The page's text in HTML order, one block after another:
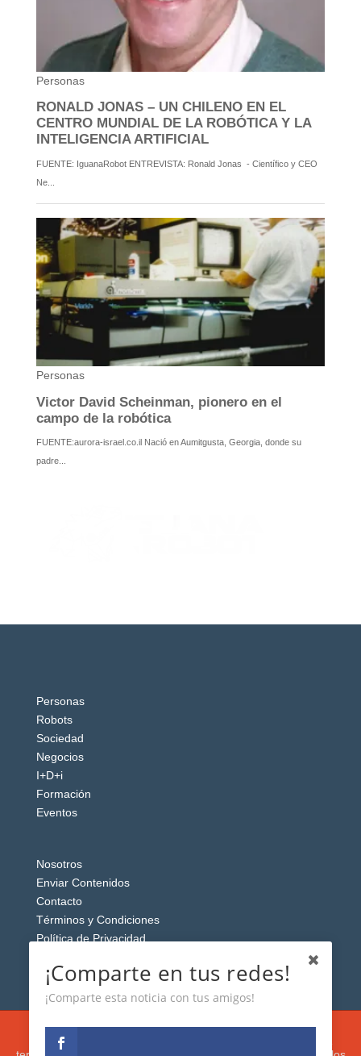
Personas
Robots
Sociedad
Negocios
I+D+i
Formación
Eventos
Nosotros
Enviar Contenidos
Contacto
Términos y Condiciones
Política de Privacidad
Esta web usa cookies analíticas y publicitarias (propias y de
¡Comparte en tus redes!
¡Comparte esta noticia con tus amigos!